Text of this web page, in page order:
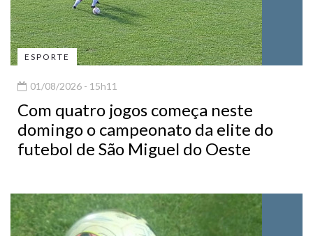
ESPORTE
01/08/2026 - 15h11
Com quatro jogos começa neste
domingo o campeonato da elite do
futebol de São Miguel do Oeste